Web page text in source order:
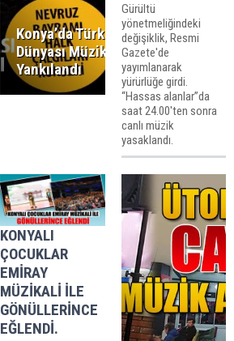
Konya’da Türk
Dünyası Müzikleri
Yankılandı
Gürültü
yönetmeliğindeki
değişiklik, Resmi
Gazete'de
yayımlanarak
yürürlüğe girdi.
“Hassas alanlar”da
saat 24.00'ten sonra
canlı müzik
yasaklandı.
KONYALI
ÇOCUKLAR
EMİRAY
MÜZİKALİ İLE
GÖNÜLLERİNCE
EĞLENDİ.